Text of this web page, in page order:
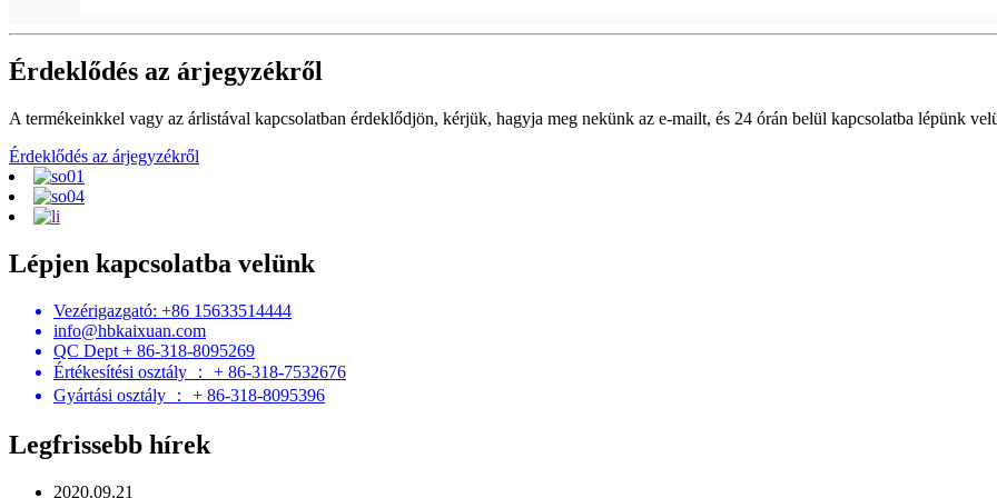
Érdeklődés az árjegyzékről
A termékeinkkel vagy az árlistával kapcsolatban érdeklődjön, kérjük, hagyja meg nekünk az e-mailt, és 24 órán belül kapcsolatba lépünk
Érdeklődés az árjegyzékről
Lépjen kapcsolatba velünk
Vezérigazgató: +86 15633514444
info@hbkaixuan.com
QC Dept + 86-318-8095269
Értékesítési osztály ： + 86-318-7532676
Gyártási osztály ： + 86-318-8095396
Legfrissebb hírek
2020.09.21